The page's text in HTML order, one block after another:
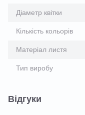
Діаметр квітки
Кількість кольорів
Матеріал листя
Тип виробу
Відгуки